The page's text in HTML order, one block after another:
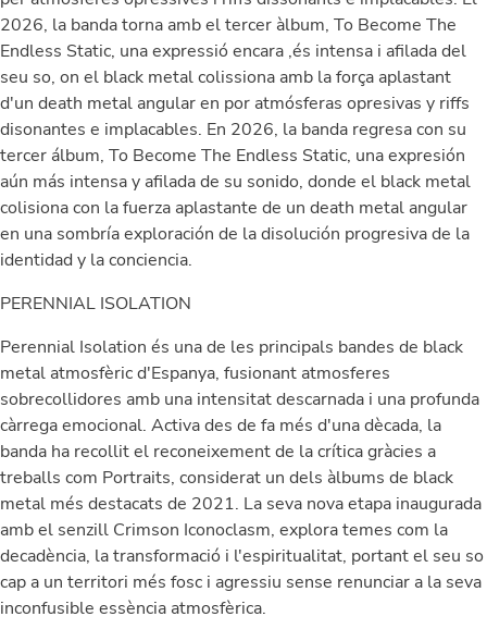
2026, la banda torna amb el tercer àlbum, To Become The
Endless Static, una expressió encara ,és intensa i afilada del
seu so, on el black metal colissiona amb la força aplastant
d'un death metal angular en por atmósferas opresivas y riffs
disonantes e implacables. En 2026, la banda regresa con su
tercer álbum, To Become The Endless Static, una expresión
aún más intensa y afilada de su sonido, donde el black metal
colisiona con la fuerza aplastante de un death metal angular
en una sombría exploración de la disolución progresiva de la
identidad y la conciencia.
PERENNIAL ISOLATION
Perennial Isolation és una de les principals bandes de black
metal atmosfèric d'Espanya, fusionant atmosferes
sobrecollidores amb una intensitat descarnada i una profunda
càrrega emocional. Activa des de fa més d'una dècada, la
banda ha recollit el reconeixement de la crítica gràcies a
treballs com Portraits, considerat un dels àlbums de black
metal més destacats de 2021. La seva nova etapa inaugurada
amb el senzill Crimson Iconoclasm, explora temes com la
decadència, la transformació i l'espiritualitat, portant el seu so
cap a un territori més fosc i agressiu sense renunciar a la seva
inconfusible essència atmosfèrica.